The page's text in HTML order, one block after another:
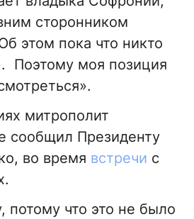
сторонником
этом пока что никто
Поэтому моя позиция
митрополит
сообщил Президенту
во время встречи с
потому что это не было